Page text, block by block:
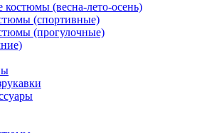
(весна-лето-осень)
(спортивные)
(прогулочные)